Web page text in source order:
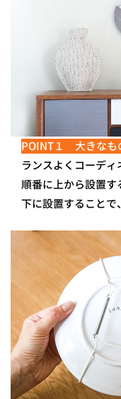
POINT１ 大きなも
ランスよくコーデ
順番に上から設置
下に設置することで